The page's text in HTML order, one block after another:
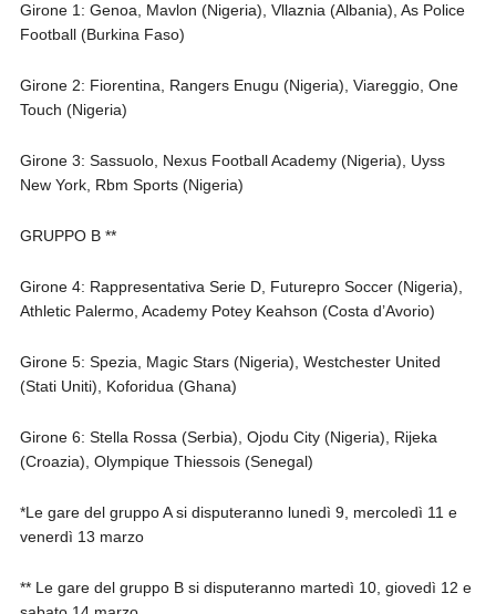
Girone 1: Genoa, Mavlon (Nigeria), Vllaznia (Albania), As Police
Football (Burkina Faso)
Girone 2: Fiorentina, Rangers Enugu (Nigeria), Viareggio, One
Touch (Nigeria)
Girone 3: Sassuolo, Nexus Football Academy (Nigeria), Uyss
New York, Rbm Sports (Nigeria)
GRUPPO B **
Girone 4: Rappresentativa Serie D, Futurepro Soccer (Nigeria),
Athletic Palermo, Academy Potey Keahson (Costa d’Avorio)
Girone 5: Spezia, Magic Stars (Nigeria), Westchester United
(Stati Uniti), Koforidua (Ghana)
Girone 6: Stella Rossa (Serbia), Ojodu City (Nigeria), Rijeka
(Croazia), Olympique Thiessois (Senegal)
*Le gare del gruppo A si disputeranno lunedì 9, mercoledì 11 e
venerdì 13 marzo
** Le gare del gruppo B si disputeranno martedì 10, giovedì 12 e